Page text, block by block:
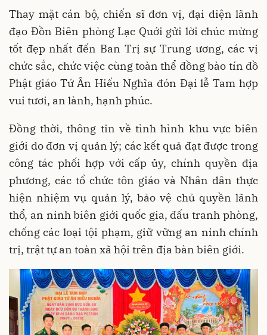
Thay mặt cán bộ, chiến sĩ đơn vị, đại diện lãnh
đạo Đồn Biên phòng Lạc Quới gửi lời chúc mừng
tốt đẹp nhất đến Ban Trị sự Trung ương, các vị
chức sắc, chức việc cùng toàn thể đồng bào tín đồ
Phật giáo Tứ Ân Hiếu Nghĩa đón Đại lễ Tam hợp
vui tươi, an lành, hạnh phúc.
Đồng thời, thông tin về tình hình khu vực biên
giới do đơn vị quản lý; các kết quả đạt được trong
công tác phối hợp với cấp ủy, chính quyền địa
phương, các tổ chức tôn giáo và Nhân dân thực
hiện nhiệm vụ quản lý, bảo vệ chủ quyền lãnh
thổ, an ninh biên giới quốc gia, đấu tranh phòng,
chống các loại tội phạm, giữ vững an ninh chính
trị, trật tự an toàn xã hội trên địa bàn biên giới.